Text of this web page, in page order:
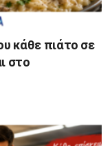
κάθε πιάτο σε
στο